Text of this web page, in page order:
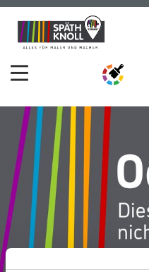
Zum
Inhalt
Zum
Navigationsmenü